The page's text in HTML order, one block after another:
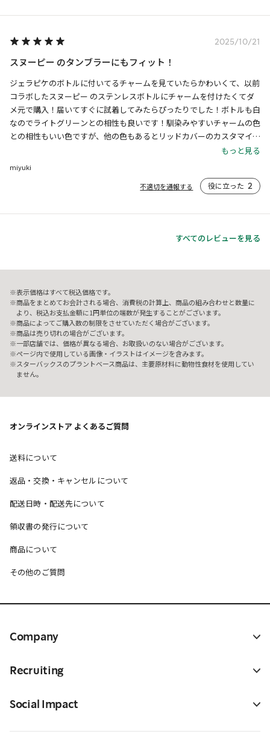
2025/10/21
スヌーピー のタンブラーにもフィット！
ジェラピケのボトルに付いてるチャームを見ていたらかわいくて、以前
コラボしたスヌーピー のステンレスボトルにチャームを付けたくてダ
メ元で購入！届いてすぐに試着してみたらぴったりでした！ボトルも白
なのでライトグリーンとの相性も良いです！馴染みやすいチャームの色
との相性もいい色ですが、他の色もあるとリッドカバーのカスタマイズ
もっと見る
miyuki
不適切を通報する 役に立った 2
すべてのレビューを見る
表示価格はすべて税込価格です。
商品をまとめてお会計される場合、消費税の計算上、商品の組み合わせと数量に
より、税込お支払金額に1円単位の端数が発生することがございます。
商品によってご購入数の制限をさせていただく場合がございます。
商品は売り切れの場合がございます。
一部店舗では、価格が異なる場合、お取扱いのない場合がございます。
ページ内で使用している画像・イラストはイメージを含みます。
スターバックスのプラントベース商品は、主要原材料に動物性食材を使用してい
ません。
オンラインストア よくあるご質問
送料について
返品・交換・キャンセルについて
配送日時・配送先について
領収書の発行について
商品について
その他のご質問
Company
Recruiting
Social Impact